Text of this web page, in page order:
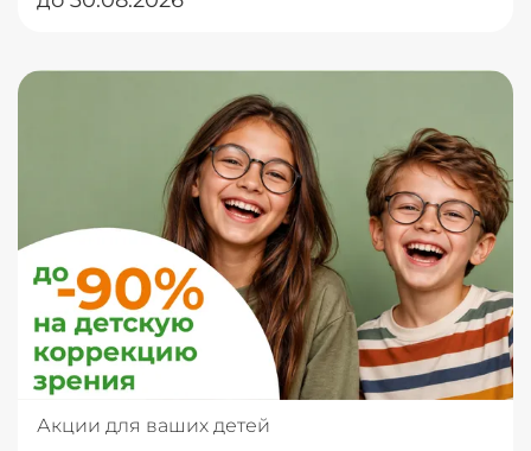
Акции для ваших детей